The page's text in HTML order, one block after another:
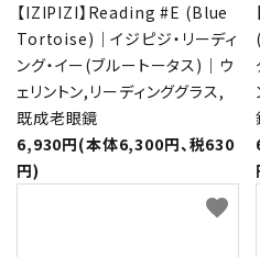
【IZIPIZI】Reading #E (Blue
Tortoise)｜イジピジ・リーディ
ング・イー(ブルートータス)｜ウ
ェリントン,リーディンググラス,
既成老眼鏡
6,930円(本体6,300円、税630
円)
favorite